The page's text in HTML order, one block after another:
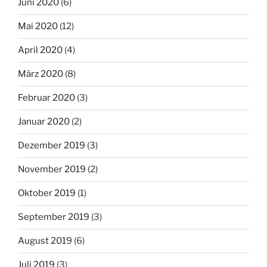
Juni 2020 (6)
Mai 2020 (12)
April 2020 (4)
März 2020 (8)
Februar 2020 (3)
Januar 2020 (2)
Dezember 2019 (3)
November 2019 (2)
Oktober 2019 (1)
September 2019 (3)
August 2019 (6)
Juli 2019 (3)